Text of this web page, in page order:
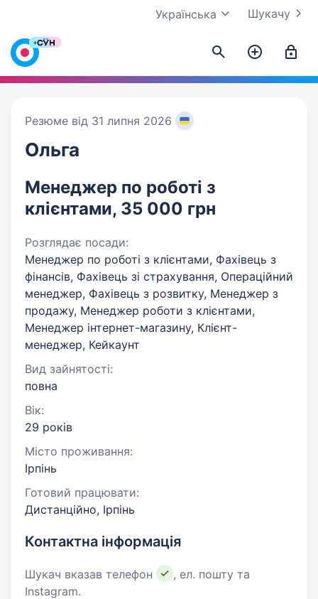
Шукачу
Українська
Резюме від 31 липня 2026
Ольга
Менеджер по роботі з
клієнтами, 35 000 грн
Розглядає посади:
Менеджер по роботі з клієнтами, Фахівець з
фінансів, Фахівець зі страхування, Операційний
менеджер, Фахівець з розвитку, Менеджер з
продажу, Менеджер роботи з клієнтами,
Менеджер інтернет-магазину, Клієнт-
менеджер, Кейкаунт
Вид зайнятості:
повна
Вік:
29 років
Місто проживання:
Ірпінь
Готовий працювати:
Дистанційно, Ірпінь
Контактна інформація
Шукач вказав телефон
, ел. пошту та
Instagram.